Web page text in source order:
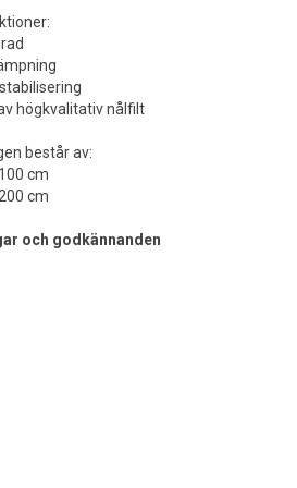
högkvalitativ nålfilt
består av:
cm
cm
och godkännanden